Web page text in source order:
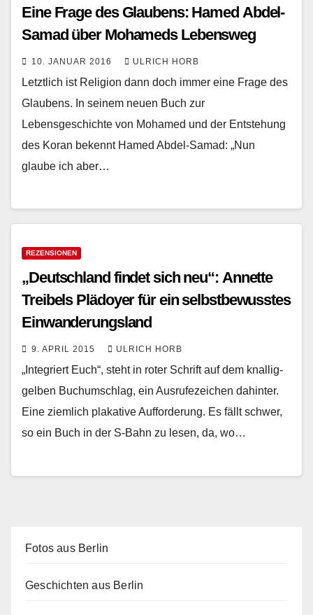
Eine Frage des Glaubens: Hamed Abdel-
Samad über Mohameds Lebensweg
10. JANUAR 2016 ULRICH HORB
Letztlich ist Religion dann doch immer eine Frage des
Glaubens. In seinem neuen Buch zur
Lebensgeschichte von Mohamed und der Entstehung
des Koran bekennt Hamed Abdel-Samad: „Nun
glaube ich aber…
REZENSIONEN
„Deutschland findet sich neu“: Annette
Treibels Plädoyer für ein selbstbewusstes
Einwanderungsland
9. APRIL 2015 ULRICH HORB
„Integriert Euch“, steht in roter Schrift auf dem knallig-
gelben Buchumschlag, ein Ausrufezeichen dahinter.
Eine ziemlich plakative Aufforderung. Es fällt schwer,
so ein Buch in der S-Bahn zu lesen, da, wo…
Fotos aus Berlin
Geschichten aus Berlin